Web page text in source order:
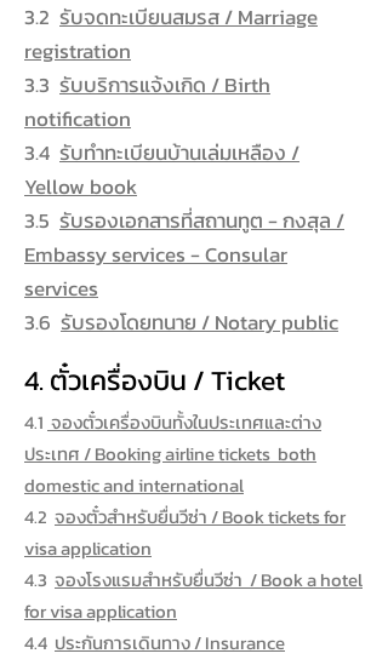
3.2 รับจดทะเบียนสมรส / Marriage
registration
3.3 รับบริการแจ้งเกิด / Birth
notification
3.4 รับทำทะเบียนบ้านเล่มเหลือง /
Yellow book
3.5 รับรองเอกสารที่สถานทูต - กงสุล /
Embassy services - Consular
services
3.6 รับรองโดยทนาย / Notary public
4. ตั๋วเครื่องบิน / Ticket
4.1 จองตั๋วเครื่องบินทั้งในประเทศและต่าง
ประเทศ / Booking airline tickets both
domestic and international
4.2 จองตั๋วสำหรับยื่นวีซ่า / Book tickets for
visa application
4.3 จองโรงแรมสำหรับยื่นวีซ่า / Book a hotel
for visa application
4.4 ประกันการเดินทาง / Insurance